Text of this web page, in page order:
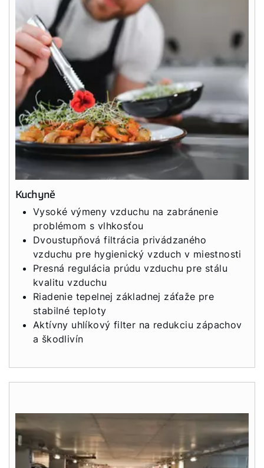
Kuchyně
Vysoké výmeny vzduchu na zabránenie
problémom s vlhkosťou
Dvoustupňová filtrácia privádzaného
vzduchu pre hygienický vzduch v miestnosti
Presná regulácia prúdu vzduchu pre stálu
kvalitu vzduchu
Riadenie tepelnej základnej záťaže pre
stabilné teploty
Aktívny uhlíkový filter na redukciu zápachov
a škodlivín